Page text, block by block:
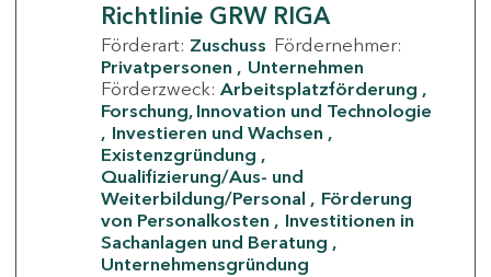
Richtlinie GRW RIGA
Förderart: Zuschuss Fördernehmer:
Privatpersonen
Unternehmen
Förderzweck: Arbeitsplatzförderung
Forschung, Innovation und Technologie
Investieren und Wachsen
Existenzgründung
Qualifizierung/Aus- und
Weiterbildung/Personal
Förderung
von Personalkosten
Investitionen in
Sachanlagen und Beratung
Unternehmensgründung